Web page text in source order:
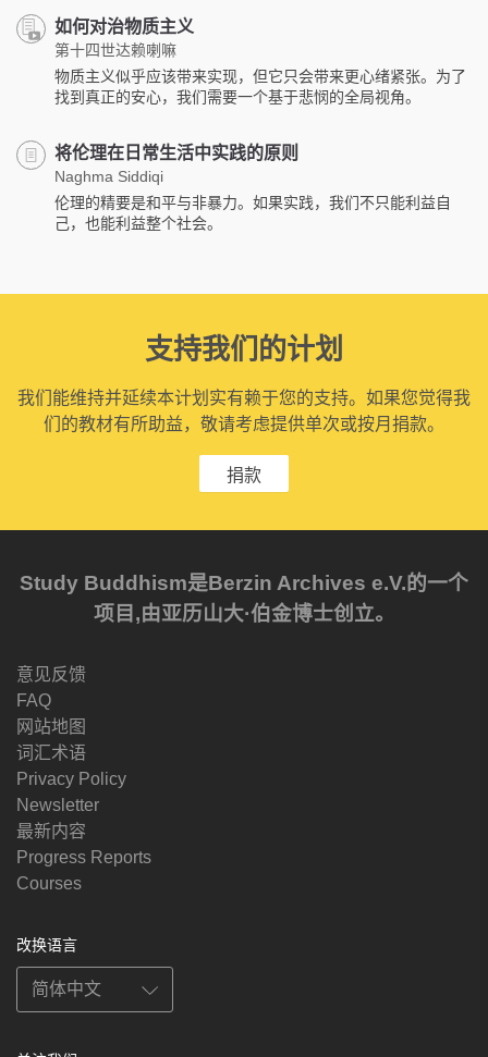
如何对治物质主义
第十四世达赖喇嘛
物质主义似乎应该带来实现，但它只会带来更心绪紧张。为了
找到真正的安心，我们需要一个基于悲悯的全局视角。
将伦理在日常生活中实践的原则
Naghma Siddiqi
伦理的精要是和平与非暴力。如果实践，我们不只能利益自
己，也能利益整个社会。
支持我们的计划
我们能维持并延续本计划实有赖于您的支持。如果您觉得我
们的教材有所助益，敬请考虑提供单次或按月捐款。
捐款
Study Buddhism是Berzin Archives e.V.的一个
项目,由亚历山大·伯金博士创立。
意见反馈
FAQ
网站地图
词汇术语
Privacy Policy
Newsletter
最新内容
Progress Reports
Courses
改换语言